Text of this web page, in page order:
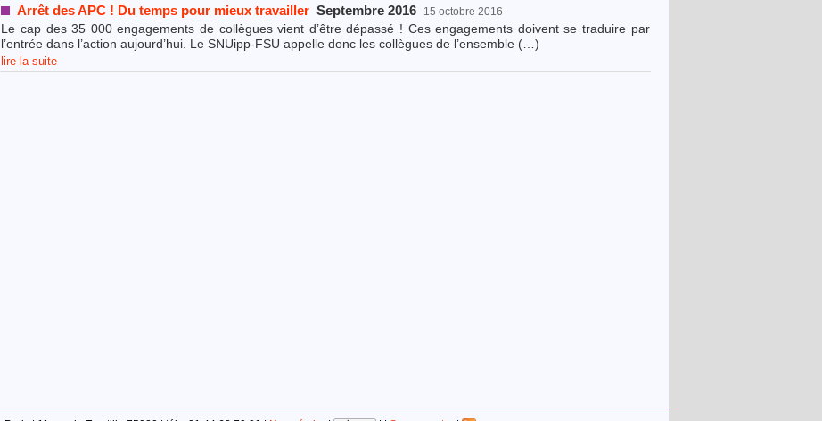
Arrêt des APC ! Du temps pour mieux travailler Septembre 2016 15 octobre 2016
Le cap des 35 000 engagements de collègues vient d’être dépassé ! Ces engagements doivent se traduire par
l’entrée dans l’action aujourd’hui. Le SNUipp-FSU appelle donc les collègues de l’ensemble (…)
lire la suite